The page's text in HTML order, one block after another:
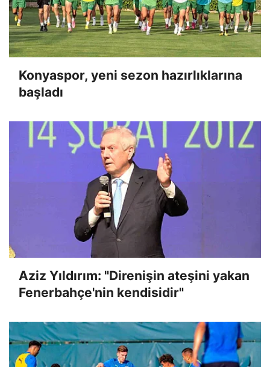
Konyaspor, yeni sezon hazırlıklarına
başladı
Aziz Yıldırım: "Direnişin ateşini yakan
Fenerbahçe'nin kendisidir"